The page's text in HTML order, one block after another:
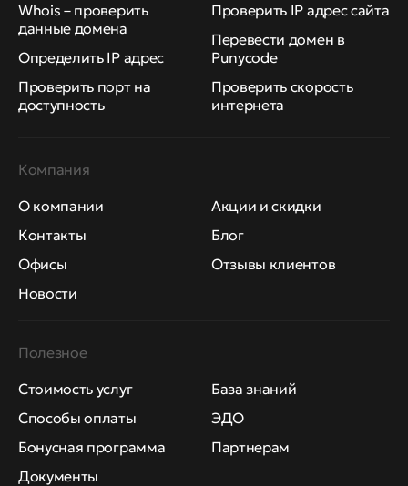
Whois – проверить
данные домена
Определить IP адрес
Проверить порт на
доступность
Проверить IP адрес сайта
Перевести домен в
Punycode
Проверить скорость
интернета
Компания
О компании
Контакты
Офисы
Новости
Акции и скидки
Блог
Отзывы клиентов
Полезное
Стоимость услуг
Способы оплаты
Бонусная программа
Документы
База знаний
ЭДО
Партнерам